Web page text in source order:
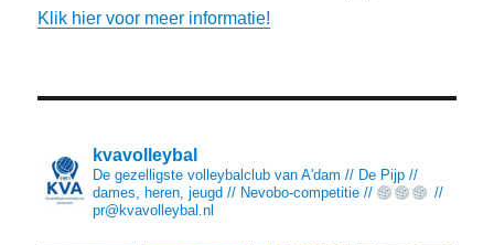
Klik hier voor meer informatie!
kvavolleybal
De gezelligste volleybalclub van A'dam // De Pijp //
dames, heren, jeugd // Nevobo-competitie //
//
pr@kvavolleybal.nl